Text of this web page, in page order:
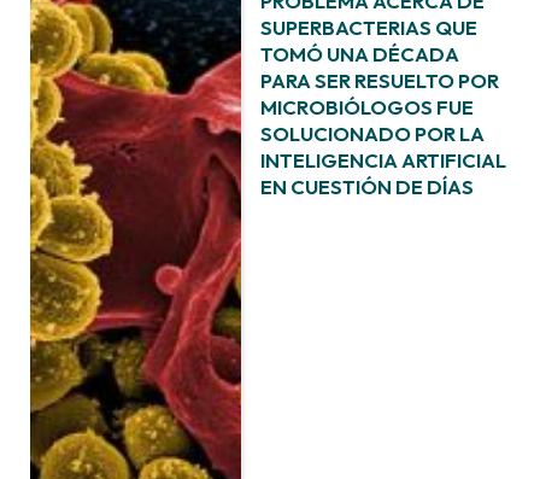
SUPERBACTERIAS QUE
TOMÓ UNA DÉCADA
PARA SER RESUELTO POR
MICROBIÓLOGOS FUE
SOLUCIONADO POR LA
INTELIGENCIA ARTIFICIAL
EN CUESTIÓN DE DÍAS